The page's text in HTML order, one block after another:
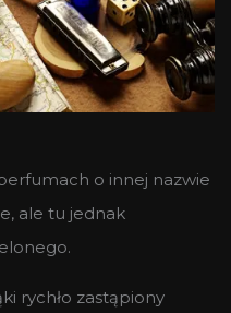
o innej nazwie
ale tu jednak
rychło zastąpiony